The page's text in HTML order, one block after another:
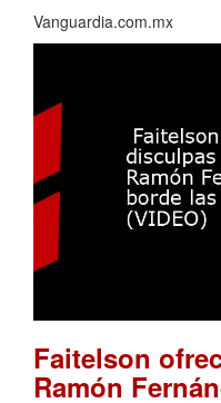
Vanguardia.com.mx
Faitelson
Ramón